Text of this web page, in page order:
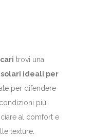
trovi una
ideali per
per difendere
più
al comfort e
texture.